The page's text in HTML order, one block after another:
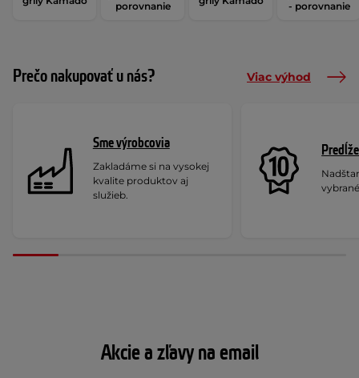
porovnanie
- porovnanie
Prečo nakupovať u nás? Viac výhod
Sme výrobcovia
Zakladáme si na vysokej
kvalite produktov aj
služieb.
Akcie a zľavy na email